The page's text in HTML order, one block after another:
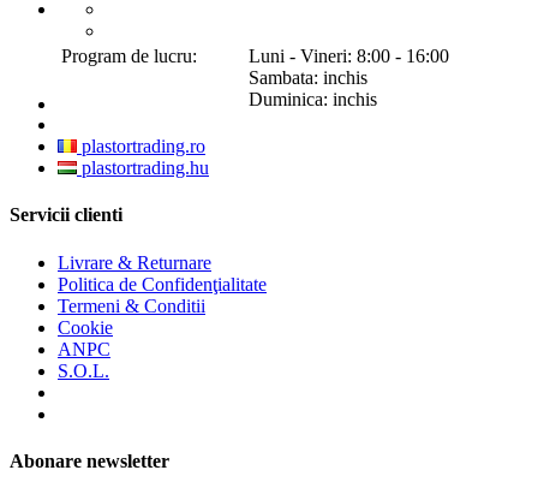
Program de lucru:
Luni - Vineri: 8:00 - 16:00
Sambata: inchis
Duminica: inchis
plastortrading.ro
plastortrading.hu
Servicii clienti
Livrare & Returnare
Politica de Confidenţialitate
Termeni & Conditii
Cookie
ANPC
S.O.L.
Abonare newsletter